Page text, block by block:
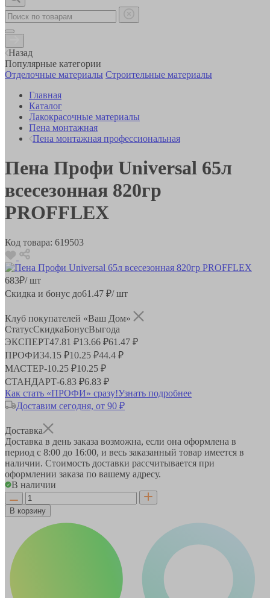
Назад
Популярные категории
Отделочные материалы Строительные материалы
Главная
Каталог
Лакокрасочные материалы
Пена монтажная
Пена монтажная профессиональная
Пена Профи Universal 65л
всесезонная 820гр
PROFFLEX
Код товара: 619503
683₽/ шт
Скидка и бонус до61.47 ₽/ шт
Клуб покупателей «Ваш Дом»
СтатусСкидкаБонусВыгода
ЭКСПЕРТ47.81 ₽13.66 ₽61.47 ₽
ПРОФИ34.15 ₽10.25 ₽44.4 ₽
МАСТЕР-10.25 ₽10.25 ₽
СТАНДАРТ-6.83 ₽6.83 ₽
Как стать «ПРОФИ» сразу!Узнать подробнее
Доставим сегодня, от 90 ₽
Доставка
Доставка в день заказа возможна, если она оформлена в
период с 8:00 до 16:00, и весь заказанный товар имеется в
наличии. Стоимость доставки рассчитывается при
оформлении заказа по вашему адресу.
В наличии
В корзину